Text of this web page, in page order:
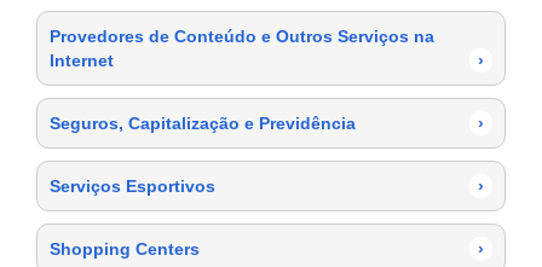
Provedores de Conteúdo e Outros Serviços na
Internet
›
Seguros, Capitalização e Previdência ›
Serviços Esportivos ›
Shopping Centers ›